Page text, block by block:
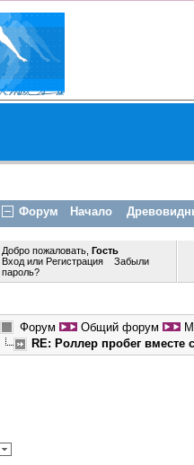
Форум Начало
Добро пожаловать,Гость
Входили Регистрация
Забыли
пароль?
Форум Общий форум
RE: Роллер пробег